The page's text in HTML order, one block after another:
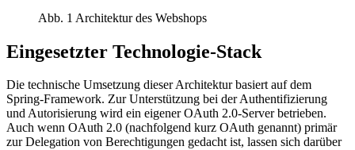
Abb. 1 Architektur des Webshops
Eingesetzter Technologie-Stack
Die technische Umsetzung dieser Architektur basiert auf dem
Spring-Framework. Zur Unterstützung bei der Authentifizierung
und Autorisierung wird ein eigener OAuth 2.0-Server betrieben.
Auch wenn OAuth 2.0 (nachfolgend kurz OAuth genannt) primär
zur Delegation von Berechtigungen gedacht ist, lassen sich darüber